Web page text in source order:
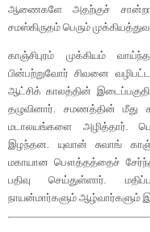
ஆணைகளே அதற்குச்
சமஸ்கிருதம் பெரும்
காஞ்சிபுரம் முக்கியம்
பின்பற்றுவோர் சிவனை
ஆட்சிக் காலத்தின்
தழுவினார். சமணத்தின்
மடாலயங்களை அழித்தார்.
இழந்தன. யுவான் சுவாங்
மகாயான பௌத்தத்தைச் சேர்ந்த
பதிவு செய்துள்ளார்.
நாயன்மார்களும் ஆழ்வார்களும்